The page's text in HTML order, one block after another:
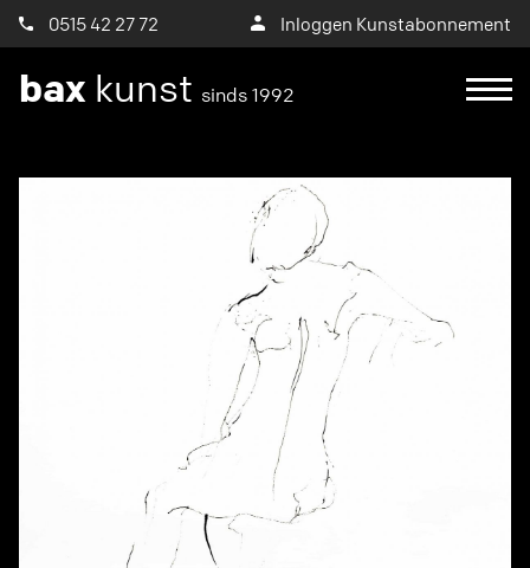
0515 42 27 72 Inloggen Kunstabonnement
bax kunst sinds 1992